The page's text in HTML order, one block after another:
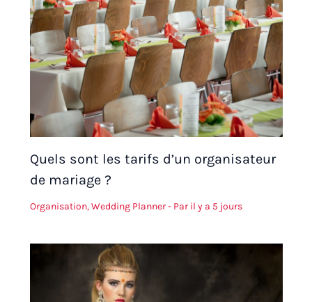
Quels sont les tarifs d’un organisateur
de mariage ?
Organisation,Wedding Planner- Par il y a 5 jours